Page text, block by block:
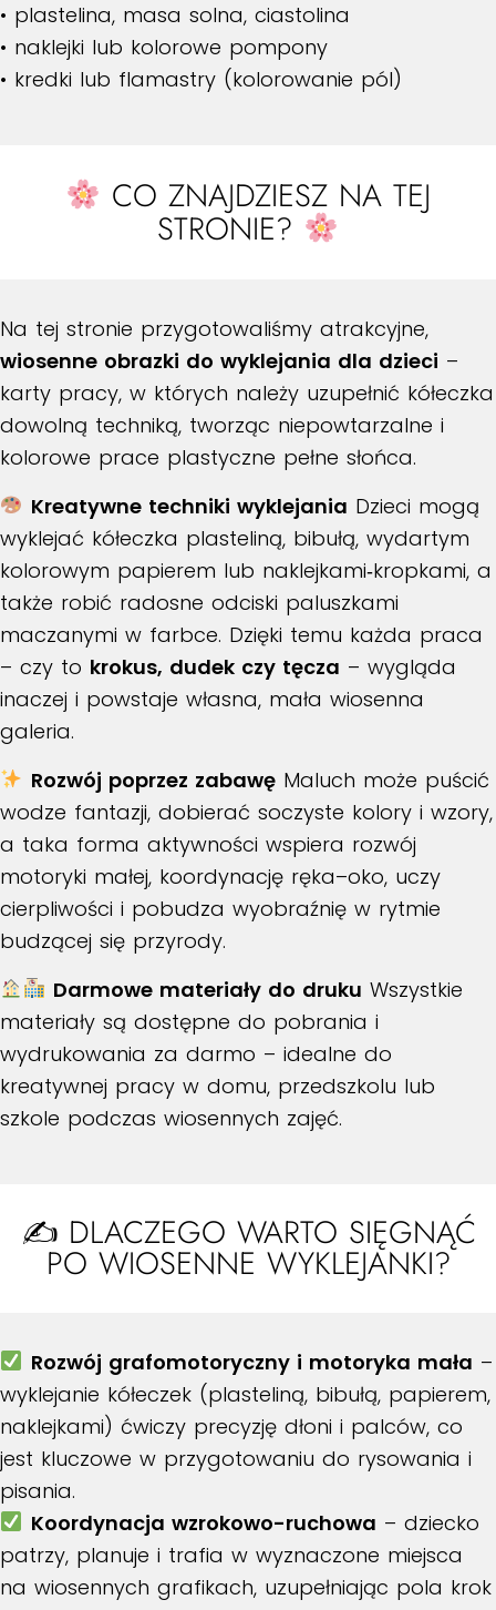
• plastelina, masa solna, ciastolina
• naklejki lub kolorowe pompony
• kredki lub flamastry (kolorowanie pól)
CO ZNAJDZIESZ NA TEJ
STRONIE?
Na tej stronie przygotowaliśmy atrakcyjne,
wiosenne obrazki do wyklejania dla dzieci –
karty pracy, w których należy uzupełnić kółeczka
dowolną techniką, tworząc niepowtarzalne i
kolorowe prace plastyczne pełne słońca.
Kreatywne techniki wyklejania Dzieci mogą
wyklejać kółeczka plasteliną, bibułą, wydartym
kolorowym papierem lub naklejkami‑kropkami, a
także robić radosne odciski paluszkami
maczanymi w farbce. Dzięki temu każda praca
– czy to krokus, dudek czy tęcza – wygląda
inaczej i powstaje własna, mała wiosenna
galeria.
Rozwój poprzez zabawęMaluch może puścić
wodze fantazji, dobierać soczyste kolory i wzory,
a taka forma aktywności wspiera rozwój
motoryki małej, koordynację ręka–oko, uczy
cierpliwości i pobudza wyobraźnię w rytmie
budzącej się przyrody.
Darmowe materiały do druku Wszystkie
materiały są dostępne do pobrania i
wydrukowania za darmo – idealne do
kreatywnej pracy w domu, przedszkolu lub
szkole podczas wiosennych zajęć.
✍️ DLACZEGO WARTO SIĘGNĄĆ
PO WIOSENNE WYKLEJANKI?
Rozwój grafomotoryczny i motoryka mała –
wyklejanie kółeczek (plasteliną, bibułą, papierem,
naklejkami) ćwiczy precyzję dłoni i palców, co
jest kluczowe w przygotowaniu do rysowania i
pisania.​
Koordynacja wzrokowo-ruchowa – dziecko
patrzy, planuje i trafia w wyznaczone miejsca
na wiosennych grafikach, uzupełniając pola krok